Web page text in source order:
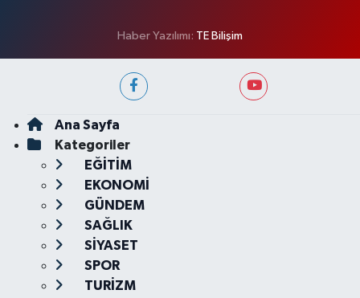
Haber Yazılımı: TE Bilişim
Ana Sayfa
Kategoriler
EĞİTİM
EKONOMİ
GÜNDEM
SAĞLIK
SİYASET
SPOR
TURİZM